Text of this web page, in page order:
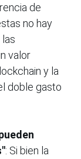
de
no hay
valor
y la
doble gasto
: Si bien la